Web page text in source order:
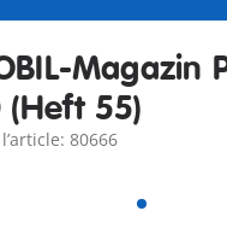
Magazin
55)
80666